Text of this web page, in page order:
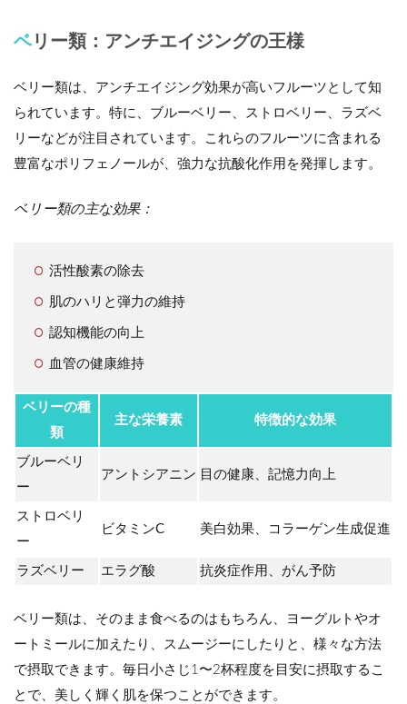
ベリー類：アンチエイジングの王様
ベリー類は、アンチエイジング効果が高いフルーツとして知
られています。特に、ブルーベリー、ストロベリー、ラズベ
リーなどが注目されています。これらのフルーツに含まれる
豊富なポリフェノールが、強力な抗酸化作用を発揮します。
ベリー類の主な効果：
活性酸素の除去
肌のハリと弾力の維持
認知機能の向上
血管の健康維持
ベリーの種
類
主な栄養素 特徴的な効果
ブルーベリ
ー
アントシアニン 目の健康、記憶力向上
ストロベリ
ー
ビタミンC 美白効果、コラーゲン生成促進
ラズベリー エラグ酸 抗炎症作用、がん予防
ベリー類は、そのまま食べるのはもちろん、ヨーグルトやオ
ートミールに加えたり、スムージーにしたりと、様々な方法
で摂取できます。毎日小さじ1〜2杯程度を目安に摂取するこ
とで、美しく輝く肌を保つことができます。